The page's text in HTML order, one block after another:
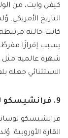
كيفن وايت، من
كانت حالته
يسبب إفرازًا
شهرة عالمية مثل
الاستثنائي جعله
9. فرانشيسكو لوسانو – 235 سم
فرانشيسكو